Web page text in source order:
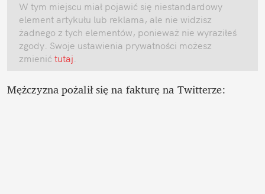
W tym miejscu miał pojawić się niestandardowy
element artykułu lub reklama, ale nie widzisz
żadnego z tych elementów, ponieważ nie wyraziłeś
zgody. Swoje ustawienia prywatności możesz
zmienić tutaj.
Mężczyzna pożalił się na fakturę na Twitterze: